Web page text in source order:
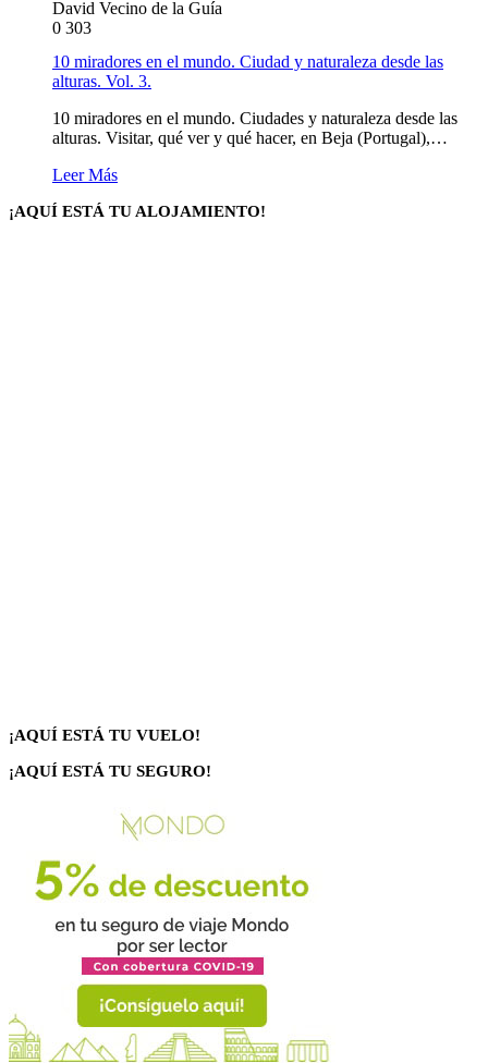
David Vecino de la Guía
0 303
10 miradores en el mundo. Ciudad y naturaleza desde las
alturas. Vol. 3.
10 miradores en el mundo. Ciudades y naturaleza desde las
alturas. Visitar, qué ver y qué hacer, en Beja (Portugal),…
Leer Más
¡AQUÍ ESTÁ TU ALOJAMIENTO!
¡AQUÍ ESTÁ TU VUELO!
¡AQUÍ ESTÁ TU SEGURO!